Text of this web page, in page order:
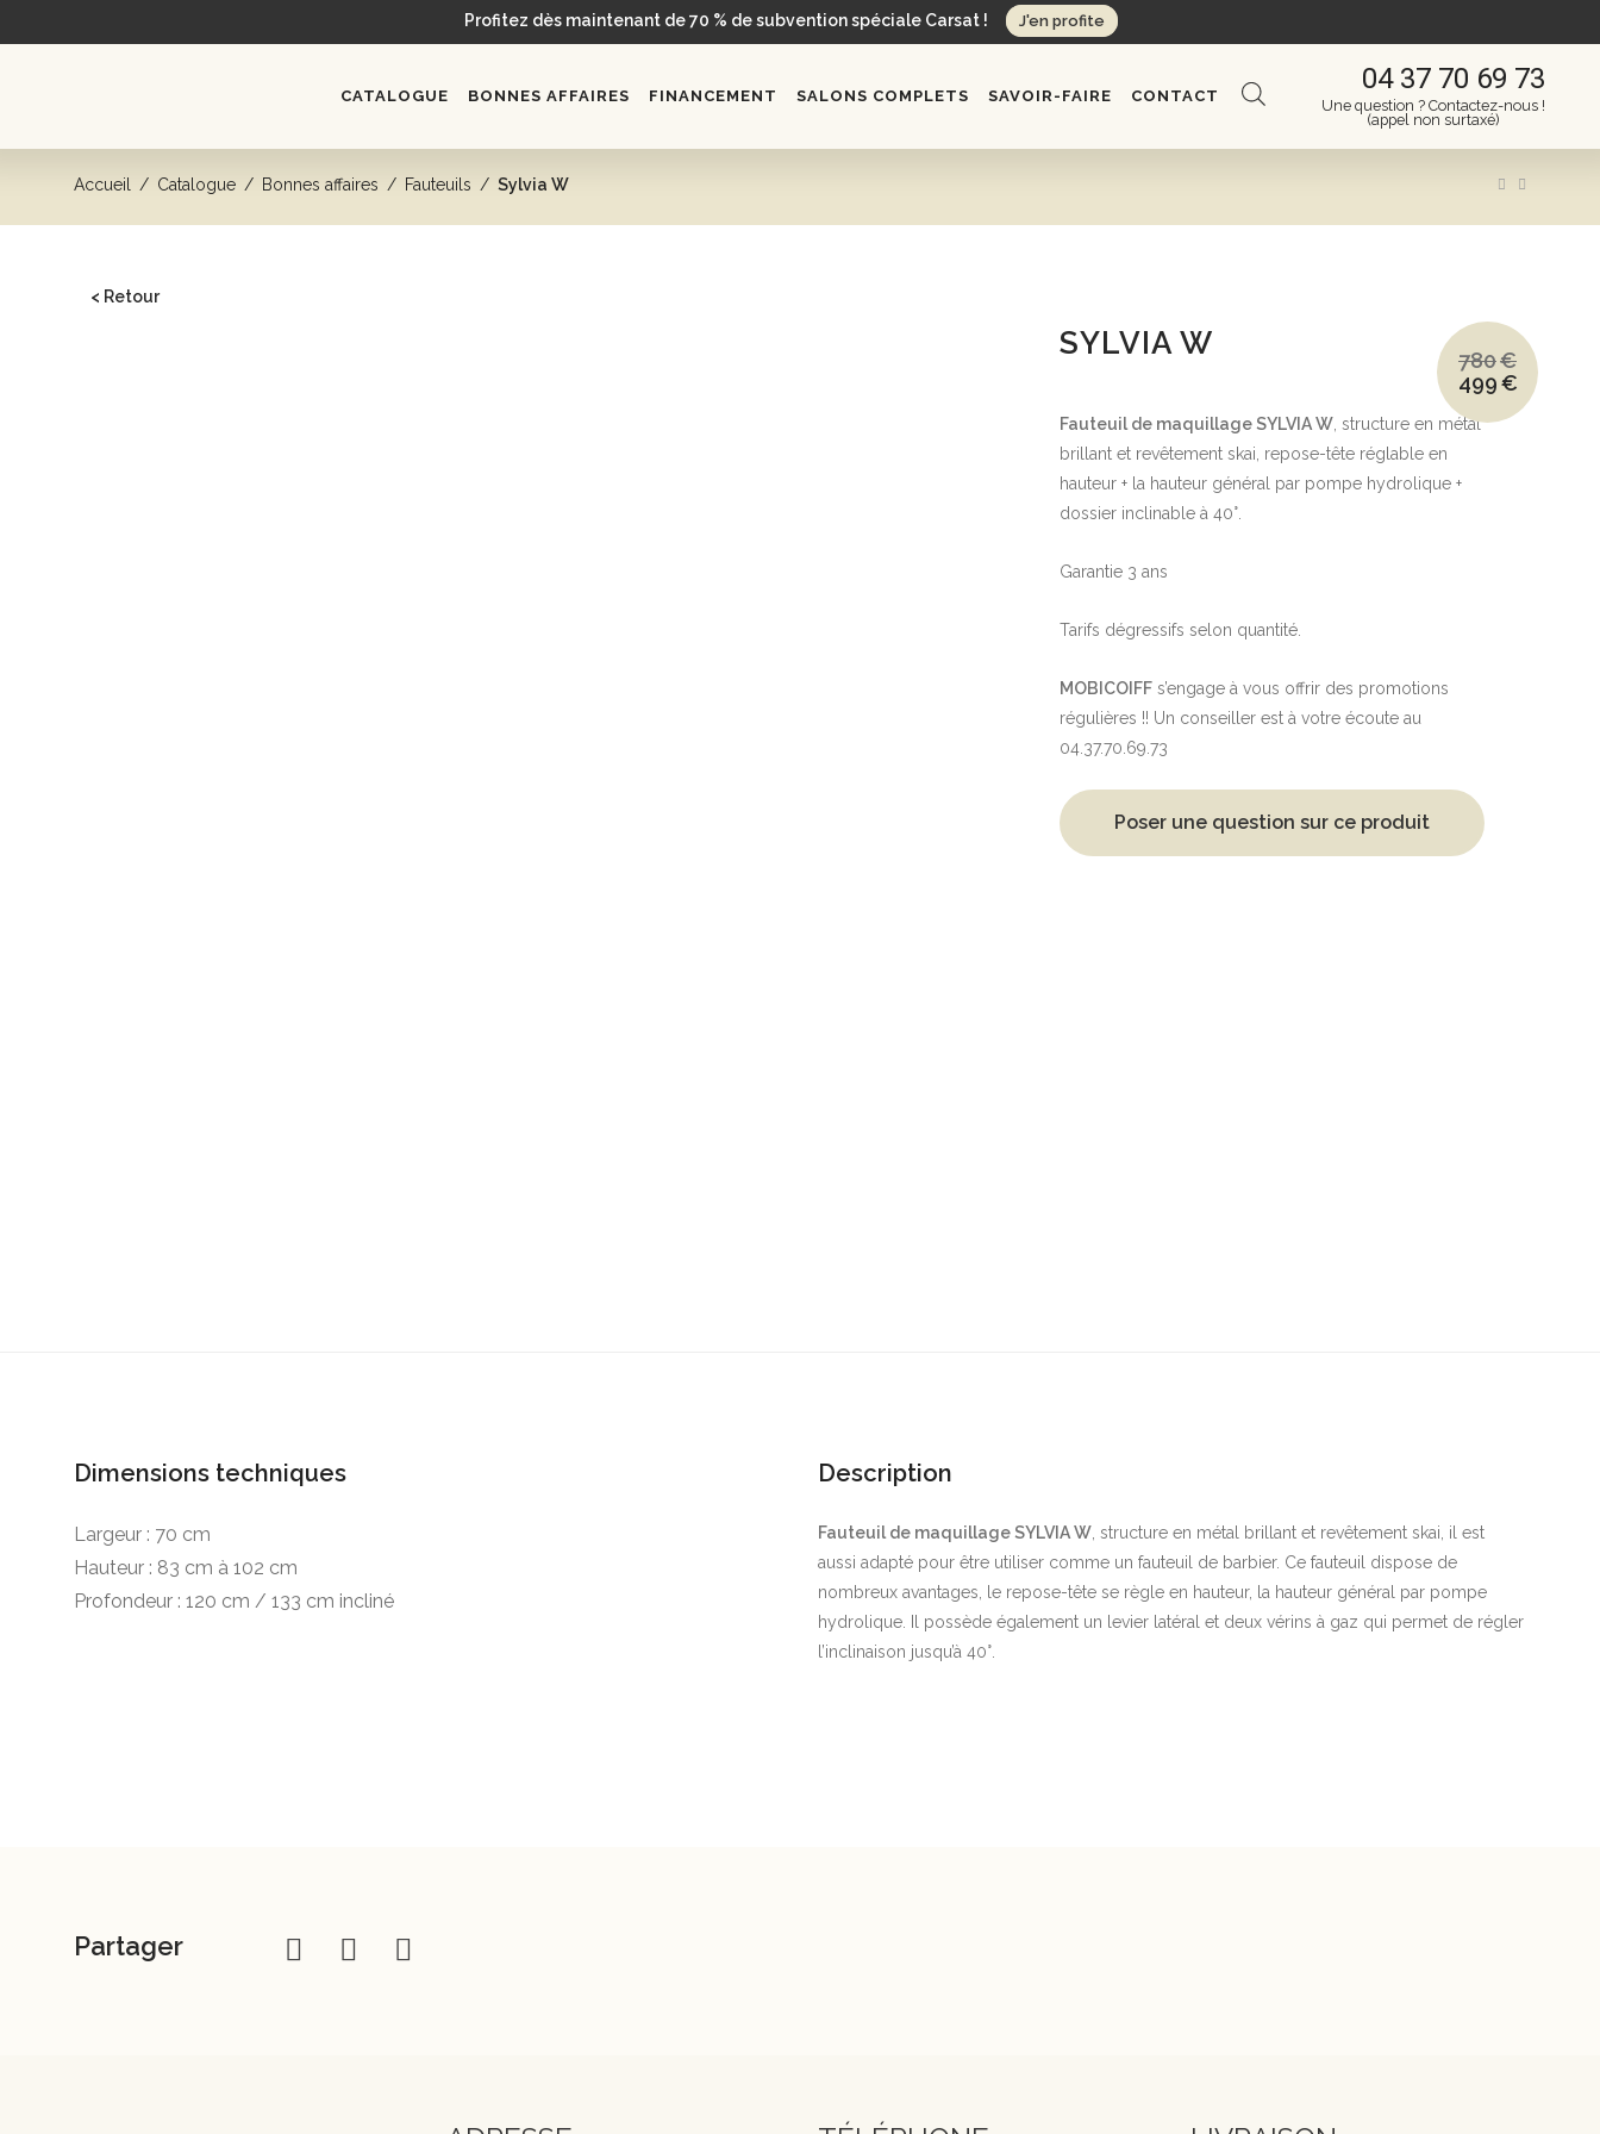
Profitez dès maintenant de 70 % de subvention spéciale Carsat ! J'en profite
CATALOGUE BONNES AFFAIRES FINANCEMENT SALONS COMPLETS SAVOIR-FAIRE CONTACT
04 37 70 69 73
Une question ? Contactez-nous !
(appel non surtaxé)
Accueil / Catalogue / Bonnes affaires / Fauteuils / Sylvia W
< Retour
SYLVIA W 780€
Le
prix
initial
était :
780€.
499€
Le
prix
actuel
est :
499€.
Fauteuil de maquillage SYLVIA W , structure en métal
brillant et revêtement skai, repose-tête réglable en
hauteur + la hauteur général par pompe hydrolique +
dossier inclinable à 40°.
Garantie 3 ans
Tarifs dégressifs selon quantité.
MOBICOIFF s’engage à vous offrir des promotions
régulières !! Un conseiller est à votre écoute au
04.37.70.69.73
Poser une question sur ce produit
Dimensions techniques
Largeur : 70 cm
Hauteur : 83 cm à 102 cm
Profondeur : 120 cm / 133 cm incliné
Description
Fauteuil de maquillage SYLVIA W , structure en métal brillant et revêtement skai, il est
aussi adapté pour être utiliser comme un fauteuil de barbier. Ce fauteuil dispose de
nombreux avantages, le repose-tête se règle en hauteur, la hauteur général par pompe
hydrolique. Il possède également un levier latéral et deux vérins à gaz qui permet de régler
l’inclinaison jusqu’à 40°.
Partager